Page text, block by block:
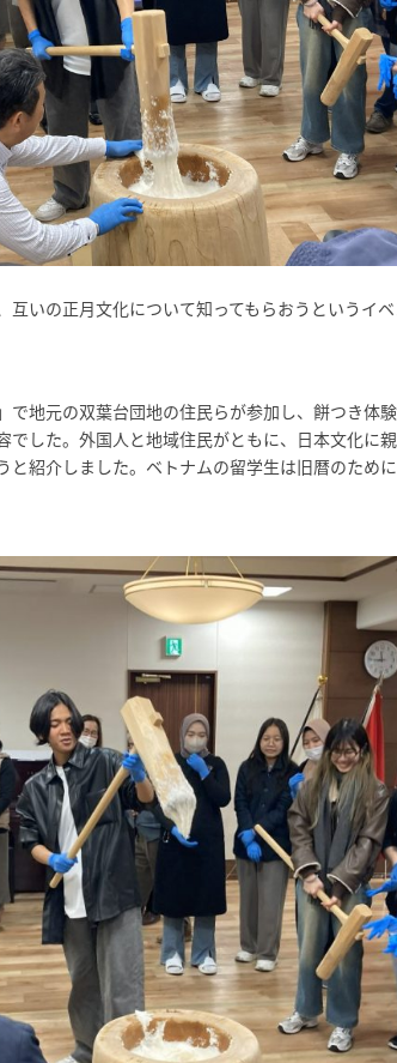
いの正月文化について知ってもらおうというイ
で地元の双葉台団地の住民らが参加し、餅つき体
した。外国人と地域住民がともに、日本文化に
と紹介しました。ベトナムの留学生は旧暦のため